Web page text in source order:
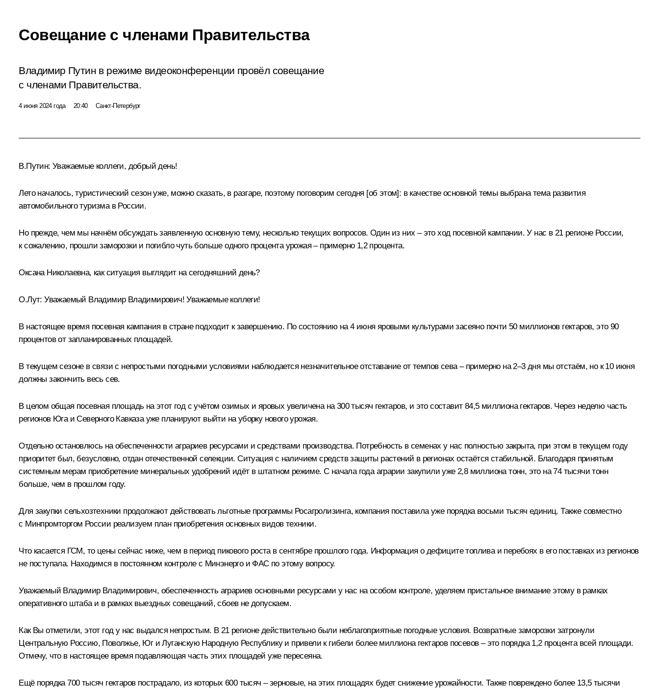
Совещание с членами Правительства
Владимир Путин в режиме видеоконференции провёл совещание
с членами Правительства.
4 июня 2024 года 20:40 Санкт-Петербург
В.Путин: Уважаемые коллеги, добрый день!
Лето началось, туристический сезон уже, можно сказать, в разгаре, поэтому поговорим сегодня [об этом]: в качестве основной темы выбрана тема развития
автомобильного туризма в России.
Но прежде, чем мы начнём обсуждать заявленную основную тему, несколько текущих вопросов. Один из них – это ход посевной кампании. У нас в 21 регионе России,
к сожалению, прошли заморозки и погибло чуть больше одного процента урожая – примерно 1,2 процента.
Оксана Николаевна, как ситуация выглядит на сегодняшний день?
О.Лут: Уважаемый Владимир Владимирович! Уважаемые коллеги!
В настоящее время посевная кампания в стране подходит к завершению. По состоянию на 4 июня яровыми культурами засеяно почти 50 миллионов гектаров, это 90
процентов от запланированных площадей.
В текущем сезоне в связи с непростыми погодными условиями наблюдается незначительное отставание от темпов сева – примерно на 2–3 дня мы отстаём, но к 10 июня
должны закончить весь сев.
В целом общая посевная площадь на этот год с учётом озимых и яровых увеличена на 300 тысяч гектаров, и это составит 84,5 миллиона гектаров. Через неделю часть
регионов Юга и Северного Кавказа уже планируют выйти на уборку нового урожая.
Отдельно остановлюсь на обеспеченности аграриев ресурсами и средствами производства. Потребность в семенах у нас полностью закрыта, при этом в текущем году
приоритет был, безусловно, отдан отечественной селекции. Ситуация с наличием средств защиты растений в регионах остаётся стабильной. Благодаря принятым
системным мерам приобретение минеральных удобрений идёт в штатном режиме. С начала года аграрии закупили уже 2,8 миллиона тонн, это на 74 тысячи тонн
больше, чем в прошлом году.
Для закупки сельхозтехники продолжают действовать льготные программы Росагролизинга, компания поставила уже порядка восьми тысяч единиц. Также совместно
с Минпромторгом России реализуем план приобретения основных видов техники.
Что касается ГСМ, то цены сейчас ниже, чем в период пикового роста в сентябре прошлого года. Информация о дефиците топлива и перебоях в его поставках из регионов
не поступала. Находимся в постоянном контроле с Минэнерго и ФАС по этому вопросу.
Уважаемый Владимир Владимирович, обеспеченность аграриев основными ресурсами у нас на особом контроле, уделяем пристальное внимание этому в рамках
оперативного штаба и в рамках выездных совещаний, сбоев не допускаем.
Как Вы отметили, этот год у нас выдался непростым. В 21 регионе действительно были неблагоприятные погодные условия. Возвратные заморозки затронули
Центральную Россию, Поволжье, Юг и Луганскую Народную Республику и привели к гибели более миллиона гектаров посевов – это порядка 1,2 процента всей площади.
Отмечу, что в настоящее время подавляющая часть этих площадей уже пересеяна.
Ещё порядка 700 тысяч гектаров пострадало, из которых 600 тысяч – зерновые, на этих площадях будет снижение урожайности. Также повреждено более 13,5 тысячи